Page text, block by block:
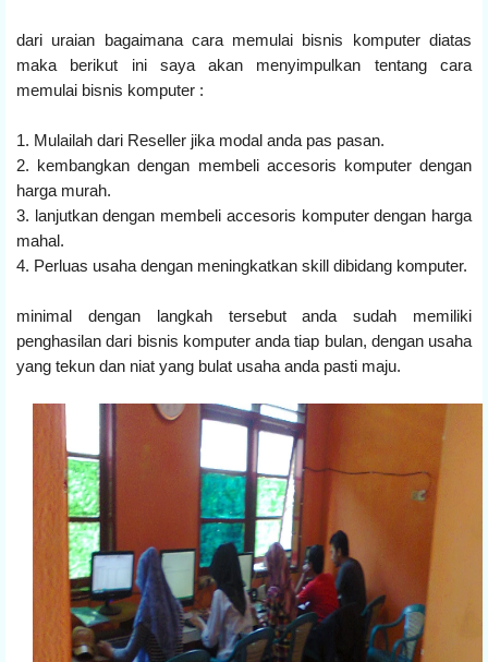
dari uraian bagaimana cara memulai bisnis komputer diatas
maka berikut ini saya akan menyimpulkan tentang cara
memulai bisnis komputer :
1. Mulailah dari Reseller jika modal anda pas pasan.
2. kembangkan dengan membeli accesoris komputer dengan
harga murah.
3. lanjutkan dengan membeli accesoris komputer dengan harga
mahal.
4. Perluas usaha dengan meningkatkan skill dibidang komputer.
minimal dengan langkah tersebut anda sudah memiliki
penghasilan dari bisnis komputer anda tiap bulan, dengan usaha
yang tekun dan niat yang bulat usaha anda pasti maju.